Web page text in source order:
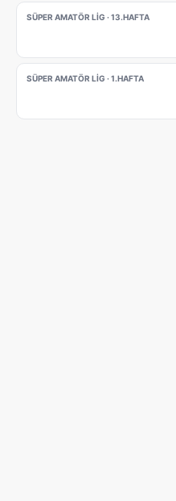
SÜPER AMATÖR LIG · 13.HAFTA
SÜPER AMATÖR LIG · 1.HAFTA